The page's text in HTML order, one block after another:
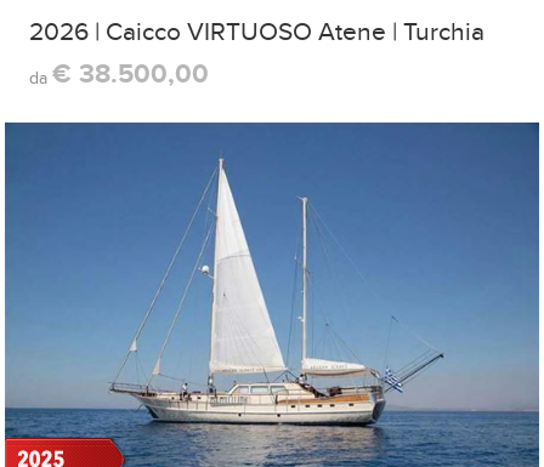
2026 | Caicco VIRTUOSO Atene | Turchia
da€ 38.500,00